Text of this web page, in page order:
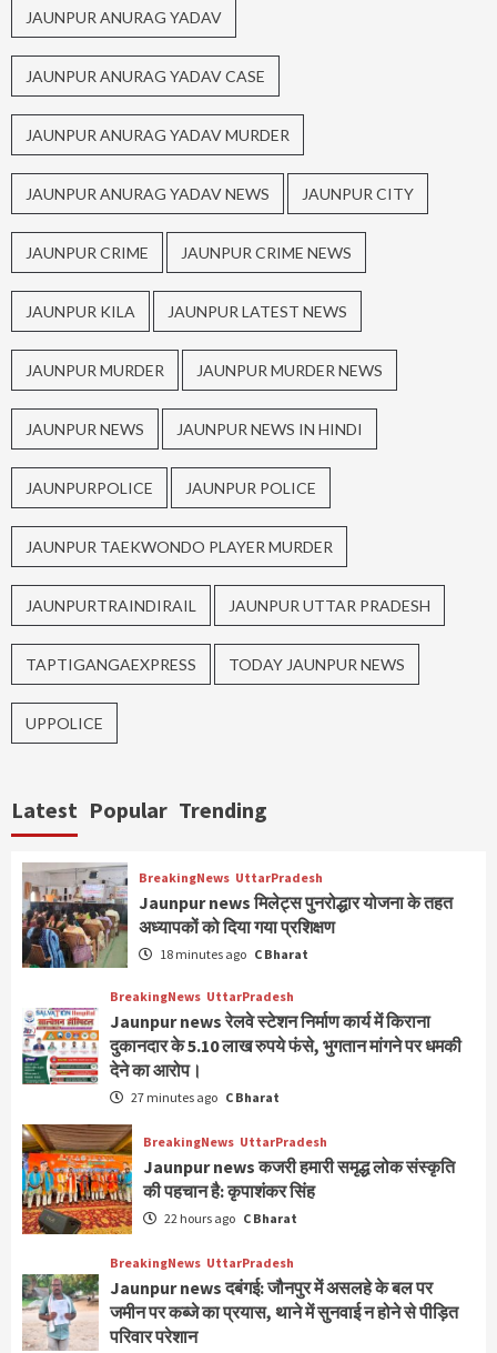
JAUNPUR ANURAG YADAV
JAUNPUR ANURAG YADAV CASE
JAUNPUR ANURAG YADAV MURDER
JAUNPUR ANURAG YADAV NEWS JAUNPUR CITY
JAUNPUR CRIME JAUNPUR CRIME NEWS
JAUNPUR KILA JAUNPUR LATEST NEWS
JAUNPUR MURDER JAUNPUR MURDER NEWS
JAUNPUR NEWS JAUNPUR NEWS IN HINDI
JAUNPURPOLICE JAUNPUR POLICE
JAUNPUR TAEKWONDO PLAYER MURDER
JAUNPURTRAINDIRAIL JAUNPUR UTTAR PRADESH
TAPTIGANGAEXPRESS TODAY JAUNPUR NEWS
UPPOLICE
Latest Popular Trending
BreakingNews UttarPradesh
Jaunpur news मिलेट्स पुनरोद्धार योजना के तहत
अध्यापकों को दिया गया प्रशिक्षण
18 minutes ago C Bharat
BreakingNews UttarPradesh
Jaunpur news रेलवे स्टेशन निर्माण कार्य में किराना
दुकानदार के 5.10 लाख रुपये फंसे, भुगतान मांगने पर धमकी
देने का आरोप।
27 minutes ago C Bharat
BreakingNews UttarPradesh
Jaunpur news कजरी हमारी समृद्ध लोक संस्कृति
की पहचान है: कृपाशंकर सिंह
22 hours ago C Bharat
BreakingNews UttarPradesh
Jaunpur news दबंगई: जौनपुर में असलहे के बल पर
जमीन पर कब्जे का प्रयास, थाने में सुनवाई न होने से पीड़ित
परिवार परेशान